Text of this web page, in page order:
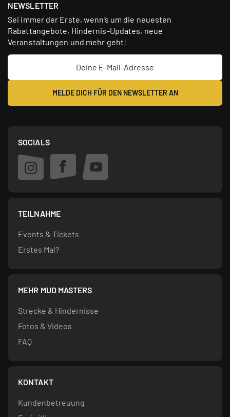
NEWSLETTER
Sei immer der Erste, wenn’s um die neuesten
Rabattangebote, Hindernis-Updates, neue
Veranstaltungen und mehr geht!
TEILNAHME
Events & Tickets
Erstes Mal?
MEHR MUD MASTERS
Strecke & Hindernisse
Fotos & Videos
FAQ
KONTAKT
Kundenbetreuung
SOCIALS